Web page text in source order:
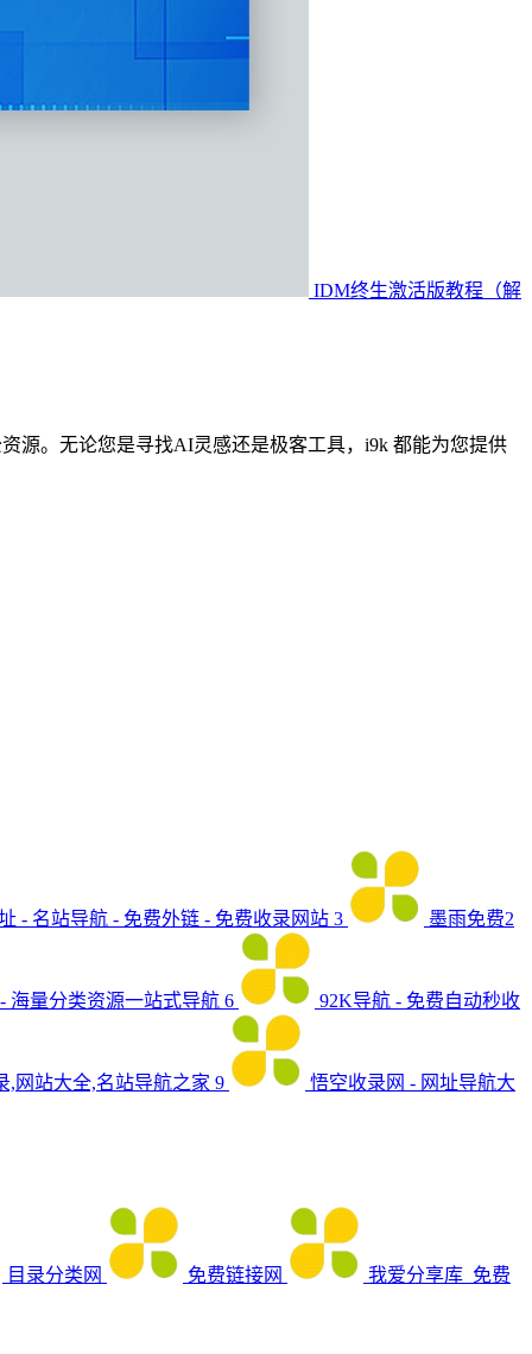
IDM终生激活版教程（解
源。无论您是寻找AI灵感还是极客工具，i9k 都能为您提供
- 名站导航 - 免费外链 - 免费收录网站 3 墨雨免费2
海量分类资源一站式导航 6 92K导航 - 免费自动秒收
,网站大全,名站导航之家 9 悟空收录网 - 网址导航大
目录分类网 免费链接网
我爱分享库_免费